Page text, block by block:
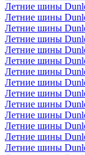
Летние шины
Летние шины
Летние шины
Летние шины
Летние шины
Летние шины
Летние шины
Летние шины
Летние шины
Летние шины
Летние шины
Летние шины
Летние шины
Летние шины